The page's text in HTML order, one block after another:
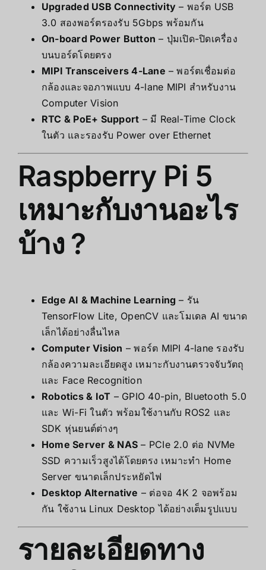
Upgraded USB Connectivity – พอร์ต USB
3.0 สองพอร์ตรองรับ 5Gbps พร้อมกัน
On-board Power Button – ปุ่มเปิด-ปิดเครื่อง
บนบอร์ดโดยตรง
MIPI Transceivers 4-Lane – พอร์ตเชื่อมต่อ
กล้องและจอภาพแบบ 4-lane MIPI สำหรับงาน
Computer Vision
RTC & PoE+ Support – มี Real-Time Clock
ในตัว และรองรับ Power over Ethernet
Raspberry Pi 5
เหมาะกับงานอะไร
บ้าง ?
Edge AI & Machine Learning – รัน
TensorFlow Lite, OpenCV และโมเดล AI ขนาด
เล็กได้อย่างลื่นไหล
Computer Vision – พอร์ต MIPI 4-lane รองรับ
กล้องความละเอียดสูง เหมาะกับงานตรวจจับวัตถุ
และ Face Recognition
Robotics & IoT – GPIO 40-pin, Bluetooth 5.0
และ Wi-Fi ในตัว พร้อมใช้งานกับ ROS2 และ
SDK หุ่นยนต์ต่างๆ
Home Server & NAS – PCIe 2.0 ต่อ NVMe
SSD ความเร็วสูงได้โดยตรง เหมาะทำ Home
Server ขนาดเล็กประหยัดไฟ
Desktop Alternative – ต่อจอ 4K 2 จอพร้อม
กัน ใช้งาน Linux Desktop ได้อย่างเต็มรูปแบบ
รายละเอียดทาง